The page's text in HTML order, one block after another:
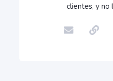
clientes, y no